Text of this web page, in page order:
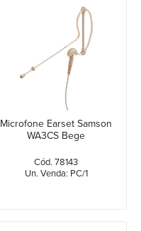
Microfone Earset Samson
WA3CS Bege
Cód. 78143
Un. Venda: PC/1